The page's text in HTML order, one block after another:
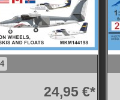
24,95 €*